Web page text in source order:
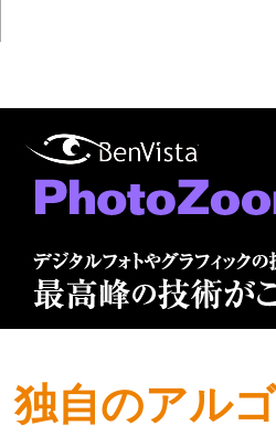
独自のアル